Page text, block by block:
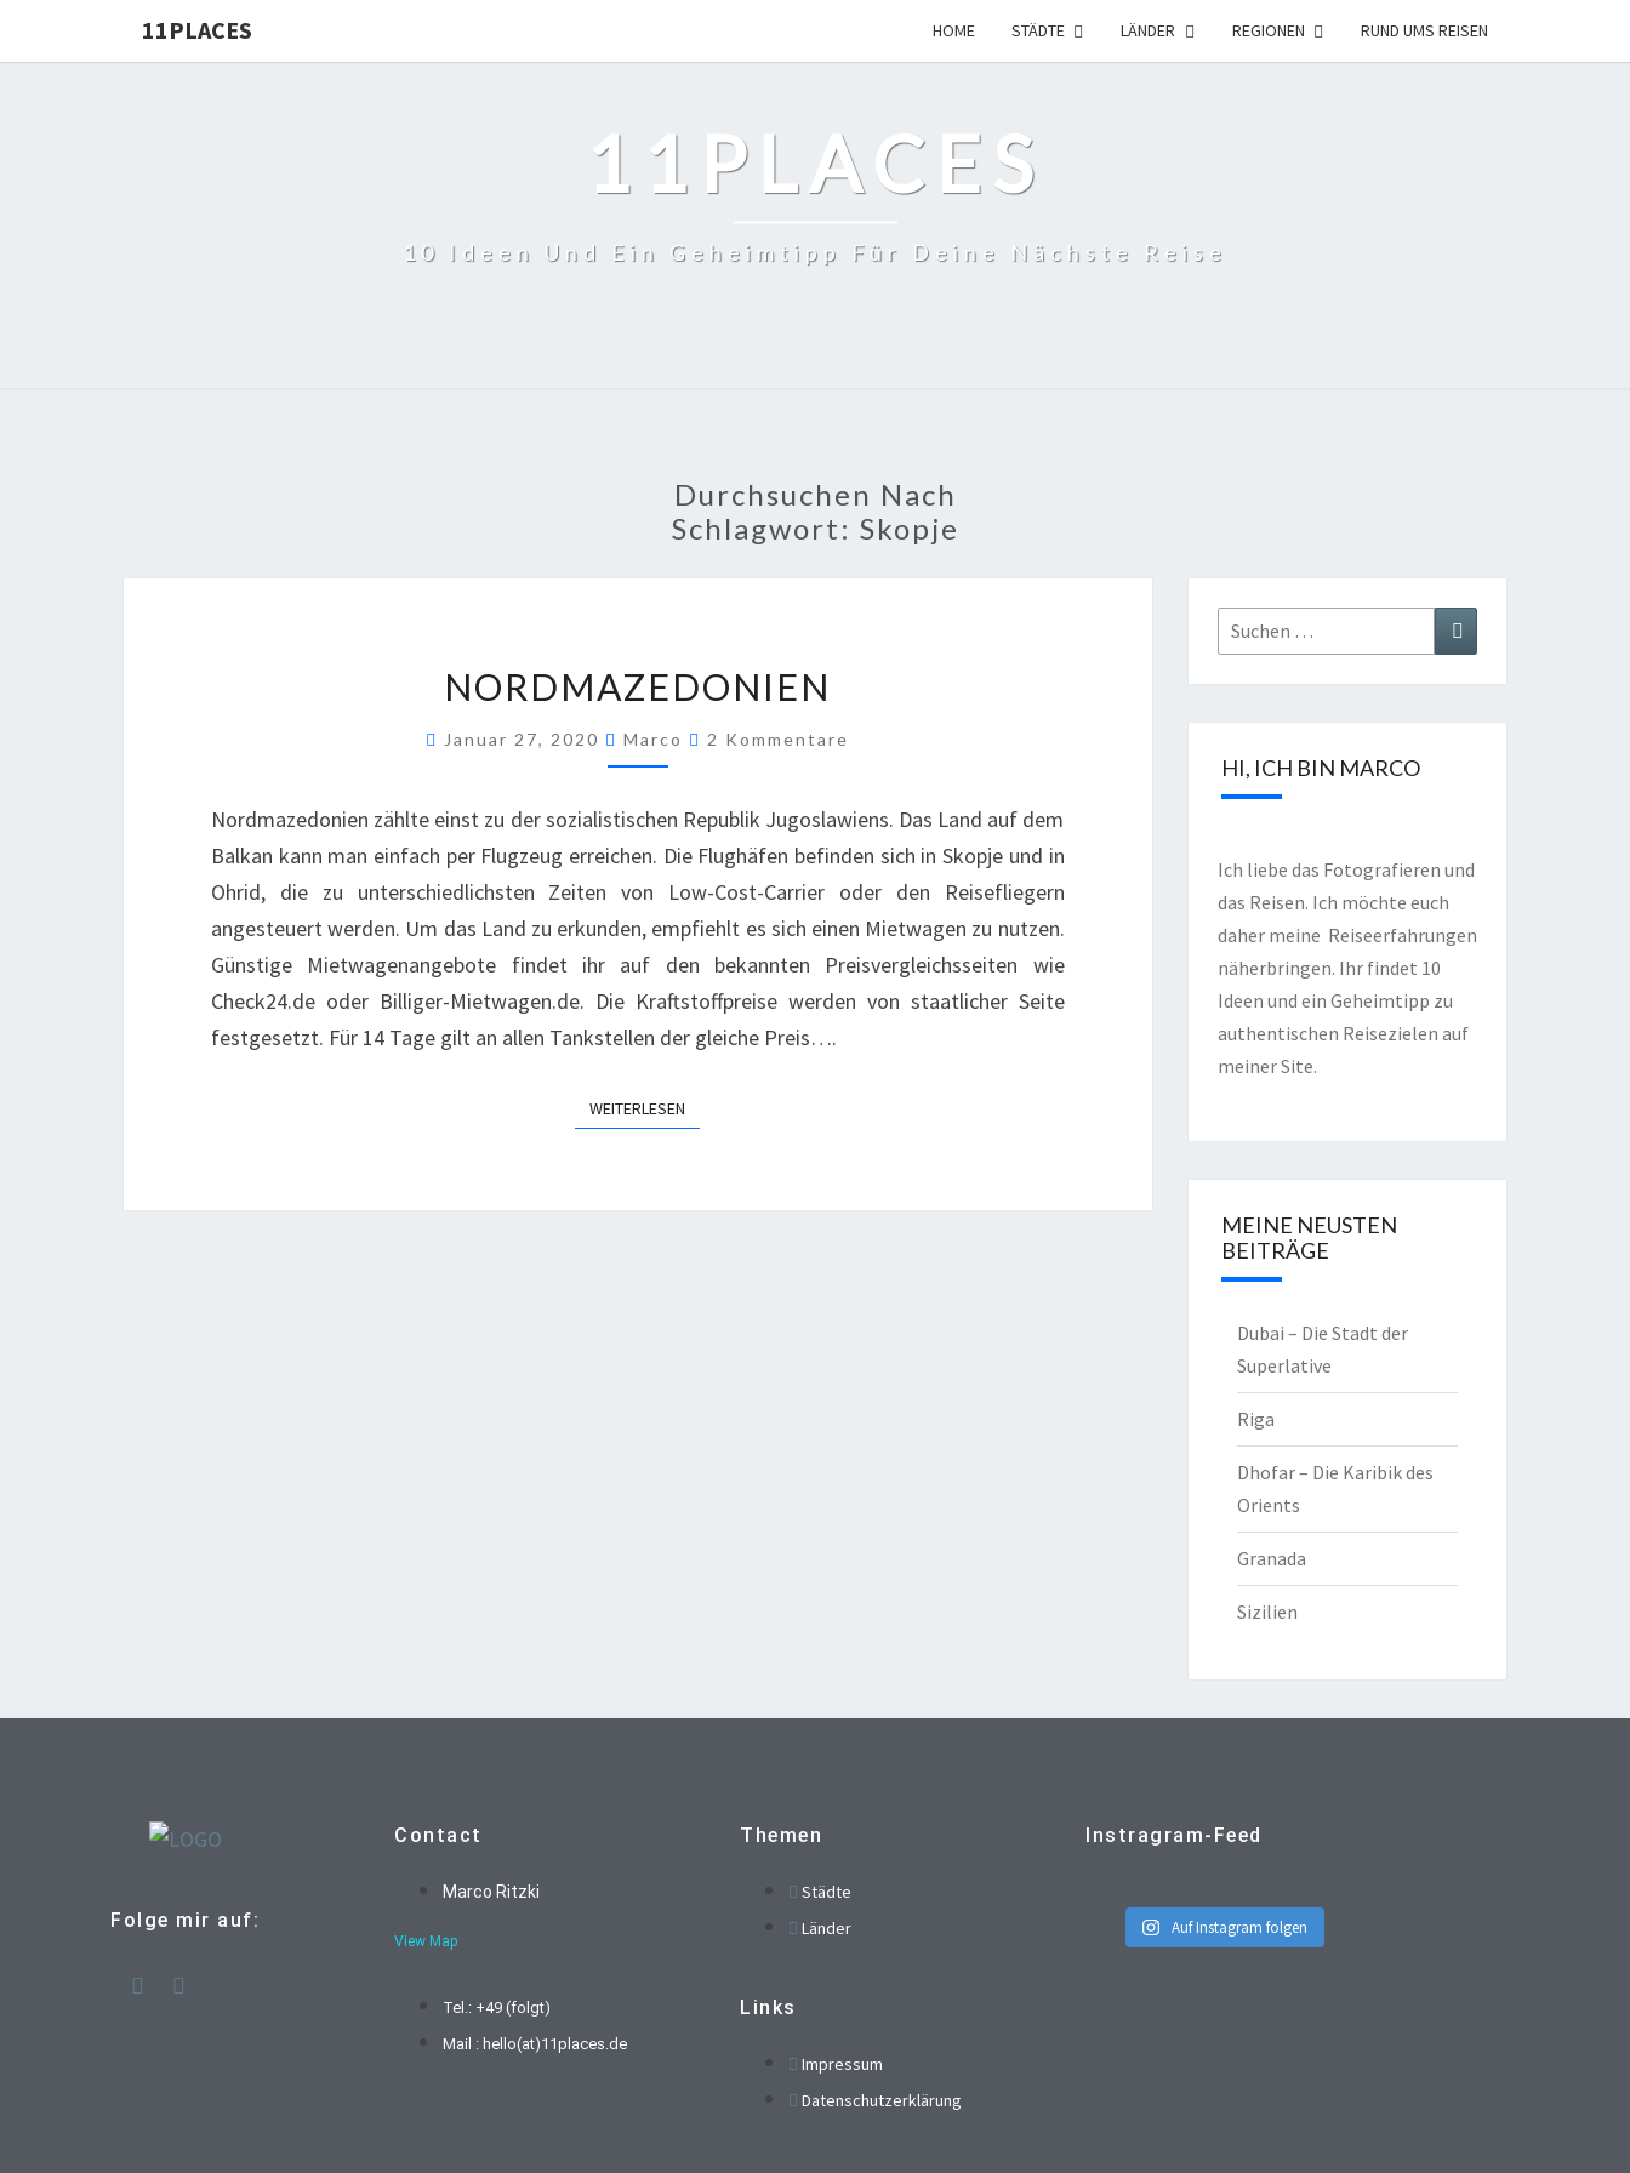
11PLACES HOME STÄDTE LÄNDER REGIONEN RUND UMS REISEN
11PLACES
10 Ideen Und Ein Geheimtipp Für Deine Nächste Reise
Durchsuchen Nach
Schlagwort: Skopje
NORDMAZEDONIEN
Januar 27, 2020 Marco 2 Kommentare
Nordmazedonien zählte einst zu der sozialistischen Republik Jugoslawiens. Das Land auf dem
Balkan kann man einfach per Flugzeug erreichen. Die Flughäfen befinden sich in Skopje und in
Ohrid, die zu unterschiedlichsten Zeiten von Low-Cost-Carrier oder den Reisefliegern
angesteuert werden. Um das Land zu erkunden, empfiehlt es sich einen Mietwagen zu nutzen.
Günstige Mietwagenangebote findet ihr auf den bekannten Preisvergleichsseiten wie
Check24.de oder Billiger-Mietwagen.de. Die Kraftstoffpreise werden von staatlicher Seite
festgesetzt. Für 14 Tage gilt an allen Tankstellen der gleiche Preis….
WEITERLESEN
HI, ICH BIN MARCO
Ich liebe das Fotografieren und
das Reisen. Ich möchte euch
daher meine Reiseerfahrungen
näherbringen. Ihr findet 10
Ideen und ein Geheimtipp zu
authentischen Reisezielen auf
meiner Site.
MEINE NEUSTEN
BEITRÄGE
Dubai – Die Stadt der
Superlative
Riga
Dhofar – Die Karibik des
Orients
Granada
Sizilien
Folge mir auf:
Contact
Marco Ritzki
View Map
Tel.: +49 (folgt)
Mail : hello(at)11places.de
Themen
Städte
Länder
Links
Impressum
Datenschutzerklärung
Instragram-Feed
Auf Instagram folgen